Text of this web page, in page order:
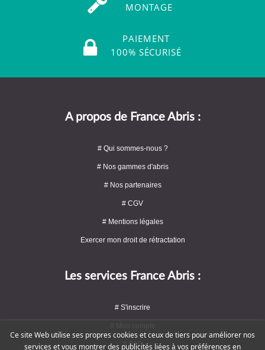
MONTAGE
PAIEMENT
100% SÉCURISÉ
A propos de France Abris :
# Qui sommes-nous ?
# Nos gammes d'abris
# Nos partenaires
# CGV
# Mentions légales
Exercer mon droit de rétractation
Les services France Abris :
# S'inscrire
# FAQ
Ce site Web utilise ses propres cookies et ceux de tiers pour améliorer nos
services et vous montrer des publicités liées à vos préférences en